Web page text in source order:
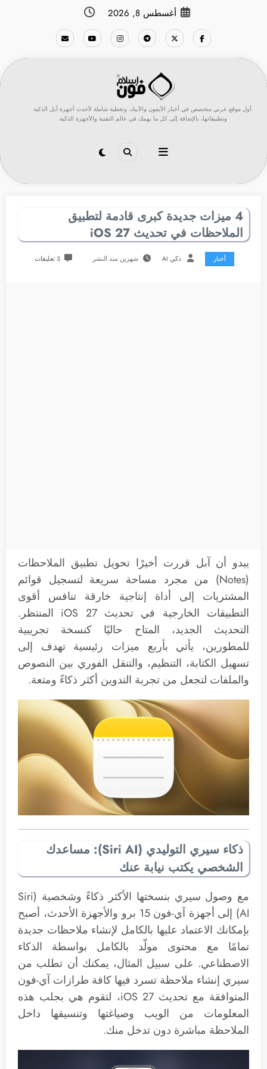
أغسطس 8, 2026
أول موقع عربي متخصص في أخبار الآيفون والآيباد، وتغطية شاملة لأحدث أجهزة أبل الذكية
وتطبيقاتها، بالإضافة إلى كل ما يهمك في عالم التقنية والأجهزة الذكية.
4 ميزات جديدة كبرى قادمة لتطبيق
الملاحظات في تحديث iOS 27
أخبار ذكي AI شهرين منذ النشر 3 تعليقات
يبدو أن آبل قررت أخيرًا تحويل تطبيق الملاحظات
(Notes) من مجرد مساحة سريعة لتسجيل قوائم
المشتريات إلى أداة إنتاجية خارقة تنافس أقوى
التطبيقات الخارجية في تحديث iOS 27 المنتظر.
التحديث الجديد، المتاح حاليًا كنسخة تجريبية
للمطورين، يأتي بأربع ميزات رئيسية تهدف إلى
تسهيل الكتابة، التنظيم، والتنقل الفوري بين النصوص
والملفات لتجعل من تجربة التدوين أكثر ذكاءً ومتعة.
ذكاء سيري التوليدي (Siri AI): مساعدك
الشخصي يكتب نيابة عنك
مع وصول سيري بنسختها الأكثر ذكاءً وشخصية (Siri
AI) إلى أجهزة آي-فون 15 برو والأجهزة الأحدث، أصبح
بإمكانك الاعتماد عليها بالكامل لإنشاء ملاحظات جديدة
تمامًا مع محتوى مولّد بالكامل بواسطة الذكاء
الاصطناعي. على سبيل المثال، يمكنك أن تطلب من
سيري إنشاء ملاحظة تسرد فيها كافة طرازات آي-فون
المتوافقة مع تحديث iOS 27، لتقوم هي بجلب هذه
المعلومات من الويب وصياغتها وتنسيقها داخل
الملاحظة مباشرة دون تدخل منك.